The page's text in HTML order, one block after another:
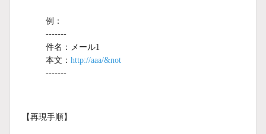
例：
-------
件名：メール1
本文： http://aaa/&not
-------
【再現手順】